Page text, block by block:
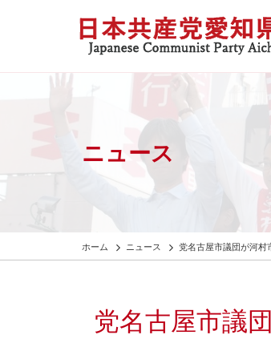
ニュース
ホーム ニュース 党名古屋市議団が河村
党名古屋市議